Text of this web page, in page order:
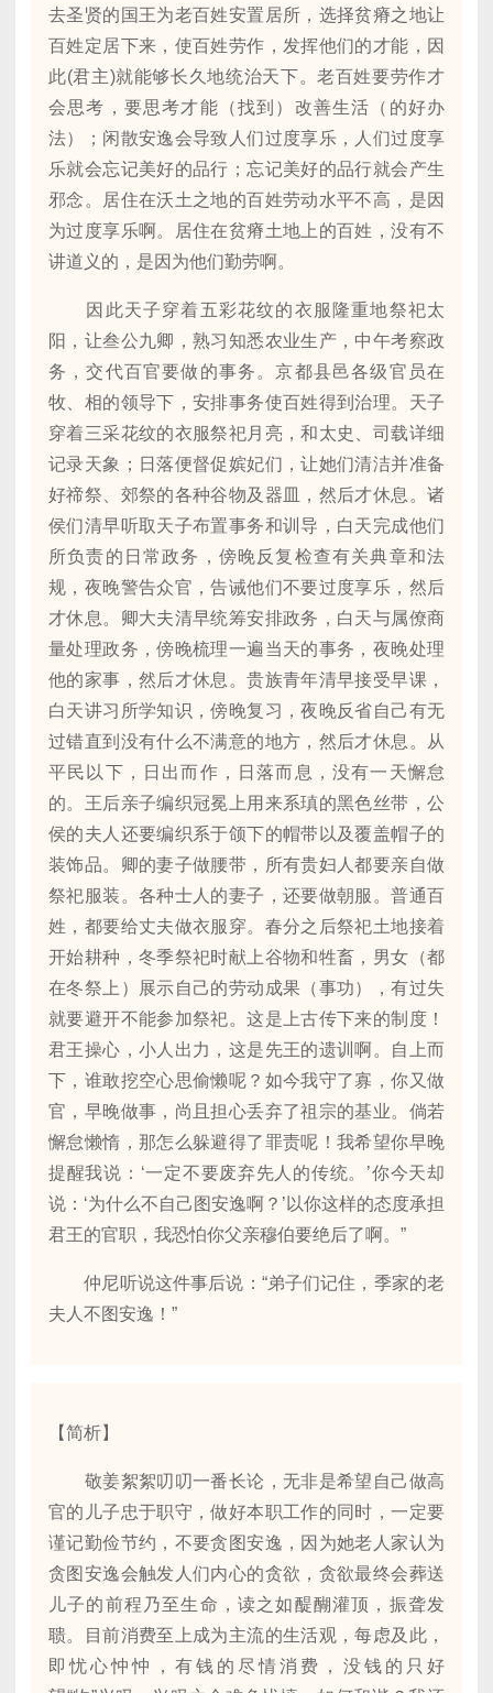
去圣贤的国王为老百姓安置居所，选择贫瘠之地让
百姓定居下来，使百姓劳作，发挥他们的才能，因
此(君主)就能够长久地统治天下。老百姓要劳作才
会思考，要思考才能（找到）改善生活（的好办
法）；闲散安逸会导致人们过度享乐，人们过度享
乐就会忘记美好的品行；忘记美好的品行就会产生
邪念。居住在沃土之地的百姓劳动水平不高，是因
为过度享乐啊。居住在贫瘠土地上的百姓，没有不
讲道义的，是因为他们勤劳啊。
因此天子穿着五彩花纹的衣服隆重地祭祀太
阳，让叁公九卿，熟习知悉农业生产，中午考察政
务，交代百官要做的事务。京都县邑各级官员在
牧、相的领导下，安排事务使百姓得到治理。天子
穿着三采花纹的衣服祭祀月亮，和太史、司载详细
记录天象；日落便督促嫔妃们，让她们清洁并准备
好禘祭、郊祭的各种谷物及器皿，然后才休息。诸
侯们清早听取天子布置事务和训导，白天完成他们
所负责的日常政务，傍晚反复检查有关典章和法
规，夜晚警告众官，告诫他们不要过度享乐，然后
才休息。卿大夫清早统筹安排政务，白天与属僚商
量处理政务，傍晚梳理一遍当天的事务，夜晚处理
他的家事，然后才休息。贵族青年清早接受早课，
白天讲习所学知识，傍晚复习，夜晚反省自己有无
过错直到没有什么不满意的地方，然后才休息。从
平民以下，日出而作，日落而息，没有一天懈怠
的。王后亲子编织冠冕上用来系瑱的黑色丝带，公
侯的夫人还要编织系于颌下的帽带以及覆盖帽子的
装饰品。卿的妻子做腰带，所有贵妇人都要亲自做
祭祀服装。各种士人的妻子，还要做朝服。普通百
姓，都要给丈夫做衣服穿。春分之后祭祀土地接着
开始耕种，冬季祭祀时献上谷物和牲畜，男女（都
在冬祭上）展示自己的劳动成果（事功），有过失
就要避开不能参加祭祀。这是上古传下来的制度！
君王操心，小人出力，这是先王的遗训啊。自上而
下，谁敢挖空心思偷懒呢？如今我守了寡，你又做
官，早晚做事，尚且担心丢弃了祖宗的基业。倘若
懈怠懒惰，那怎么躲避得了罪责呢！我希望你早晚
提醒我说：‘一定不要废弃先人的传统。’你今天却
说：‘为什么不自己图安逸啊？’以你这样的态度承担
君王的官职，我恐怕你父亲穆伯要绝后了啊。”
仲尼听说这件事后说：“弟子们记住，季家的老
夫人不图安逸！”
【简析】
敬姜絮絮叨叨一番长论，无非是希望自己做高
官的儿子忠于职守，做好本职工作的同时，一定要
谨记勤俭节约，不要贪图安逸，因为她老人家认为
贪图安逸会触发人们内心的贪欲，贪欲最终会葬送
儿子的前程乃至生命，读之如醍醐灌顶，振聋发
聩。目前消费至上成为主流的生活观，每虑及此，
即忧心忡忡，有钱的尽情消费，没钱的只好